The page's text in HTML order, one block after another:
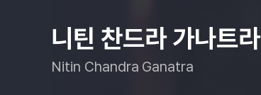
니틴 찬드라 가나트라
Nitin Chandra Ganatra